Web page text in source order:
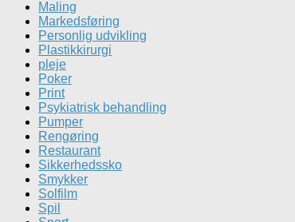
Maling
Markedsføring
Personlig udvikling
Plastikkirurgi
pleje
Poker
Print
Psykiatrisk behandling
Pumper
Rengøring
Restaurant
Sikkerhedssko
Smykker
Solfilm
Spil